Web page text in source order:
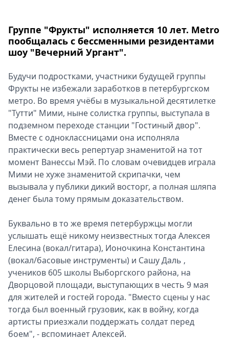
Группе "Фрукты" исполняется 10 лет. Metro
пообщалась с бессменными резидентами
шоу "Вечерний Ургант".
Будучи подростками, участники будущей группы
Фрукты не избежали заработков в петербургском
метро. Во время учёбы в музыкальной десятилетке
"Тутти" Мими, ныне солистка группы, выступала в
подземном переходе станции "Гостиный двор".
Вместе с одноклассницами она исполняла
практически весь репертуар знаменитой на тот
момент Ванессы Мэй. По словам очевидцев играла
Мими не хуже знаменитой скрипачки, чем
вызывала у публики дикий восторг, а полная шляпа
денег была тому прямым доказательством.
Буквально в то же время петербуржцы могли
услышать ещё никому неизвестных тогда Алексея
Елесина (вокал/гитара), Ионочкина Константина
(вокал/басовые инструменты) и Сашу Даль ,
учеников 605 школы Выборгского района, на
Дворцовой площади, выступающих в честь 9 мая
для жителей и гостей города. "Вместо сцены у нас
тогда был военный грузовик, как в войну, когда
артисты приезжали поддержать солдат перед
боем", - вспоминает Алексей.